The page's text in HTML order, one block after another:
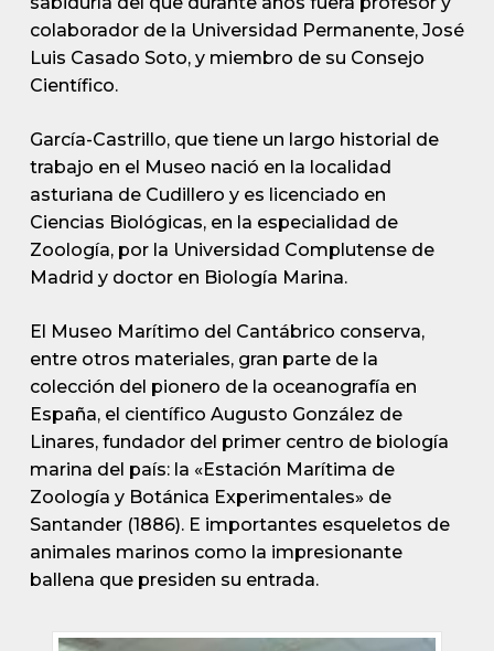
colaborador de la Universidad Permanente, José
Luis Casado Soto, y miembro de su Consejo
Científico.
García-Castrillo, que tiene un largo historial de
trabajo en el Museo nació en la localidad
asturiana de Cudillero y es licenciado en
Ciencias Biológicas, en la especialidad de
Zoología, por la Universidad Complutense de
Madrid y doctor en Biología Marina.
El Museo Marítimo del Cantábrico conserva,
entre otros materiales, gran parte de la
colección del pionero de la oceanografía en
España, el científico Augusto González de
Linares, fundador del primer centro de biología
marina del país: la «Estación Marítima de
Zoología y Botánica Experimentales» de
Santander (1886). E importantes esqueletos de
animales marinos como la impresionante
ballena que presiden su entrada.